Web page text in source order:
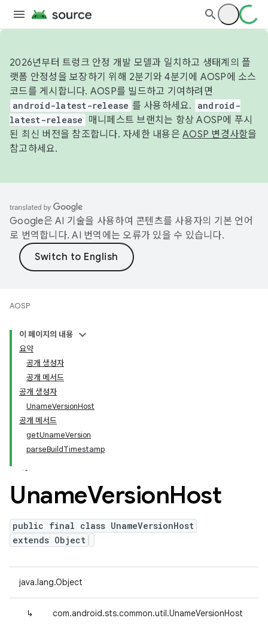
2026년부터 트렁크 안정 개발 모델과 일치하고 생태계의 플
랫폼 안정성을 보장하기 위해 2분기와 4분기에 AOSP에 소스
코드를 게시합니다. AOSP를 빌드하고 기여하려면
android-latest-release 를 사용하세요.
android-
latest-release
매니페스트 브랜치는 항상 AOSP에 푸시
된 최신 버전을 참조합니다. 자세한 내용은 AOSP 변경사항을
참고하세요.
Google은 AI 기술을 사용하여 콘텐츠를 사용자의 기본 언어
로 번역합니다. AI 번역에는 오류가 있을 수 있습니다.
AOSP
이 페이지의 내용
요약
공개 생성자
공개 메서드
공개 생성자
UnameVersionHost
공개 메서드
getUnameVersion
parseBuildTimestamp
UnameVersionHost
public final class UnameVersionHost
extends Object
java.lang.Object
↳ com.android.sts.common.util.UnameVersionHost